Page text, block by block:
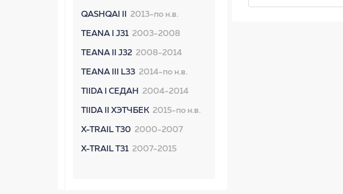
QASHQAI II 2013-по н.в.
TEANA I J31 2003-2008
TEANA II J32 2008-2014
TEANA III L33 2014-по н.в.
TIIDA I СЕДАН 2004-2014
TIIDA II ХЭТЧБЕК 2015-по н.в.
X-TRAIL T30 2000-2007
X-TRAIL T31 2007-2015